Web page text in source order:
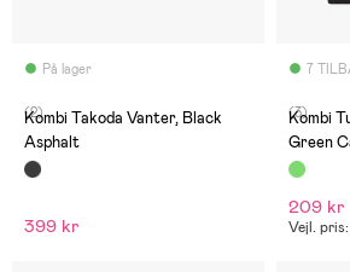
På lager
(2)
Kombi Takoda Vanter, Black
Asphalt
399 kr
7
(3)
Kombi
Green
209 kr
Vejl.